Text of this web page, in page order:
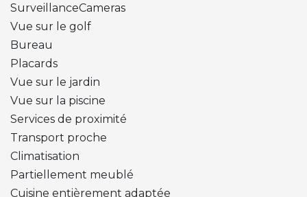
SurveillanceCameras
Vue sur le golf
Bureau
Placards
Vue sur le jardin
Vue sur la piscine
Services de proximité
Transport proche
Climatisation
Partiellement meublé
Cuisine entièrement adaptée